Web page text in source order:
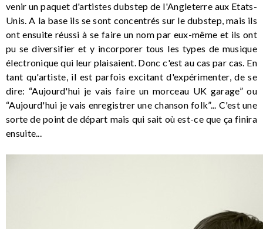
venir un paquet d'artistes dubstep de l'Angleterre aux Etats-
Unis. A la base ils se sont concentrés sur le dubstep, mais ils
ont ensuite réussi à se faire un nom par eux-même et ils ont
pu se diversifier et y incorporer tous les types de musique
électronique qui leur plaisaient. Donc c'est au cas par cas. En
tant qu'artiste, il est parfois excitant d'expérimenter, de se
dire: “Aujourd'hui je vais faire un morceau UK garage” ou
“Aujourd'hui je vais enregistrer une chanson folk”... C'est une
sorte de point de départ mais qui sait où est-ce que ça finira
ensuite...